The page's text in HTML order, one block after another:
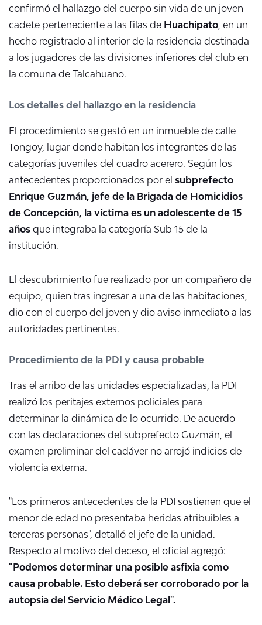
confirmó el hallazgo del cuerpo sin vida de un joven
cadete perteneciente a las filas de Huachipato, en un
hecho registrado al interior de la residencia destinada
a los jugadores de las divisiones inferiores del club en
la comuna de Talcahuano.
Los detalles del hallazgo en la residencia
El procedimiento se gestó en un inmueble de calle
Tongoy, lugar donde habitan los integrantes de las
categorías juveniles del cuadro acerero. Según los
antecedentes proporcionados por el subprefecto
Enrique Guzmán, jefe de la Brigada de Homicidios
de Concepción, la víctima es un adolescente de 15
años que integraba la categoría Sub 15 de la
institución.
El descubrimiento fue realizado por un compañero de
equipo, quien tras ingresar a una de las habitaciones,
dio con el cuerpo del joven y dio aviso inmediato a las
autoridades pertinentes.
Procedimiento de la PDI y causa probable
Tras el arribo de las unidades especializadas, la PDI
realizó los peritajes externos policiales para
determinar la dinámica de lo ocurrido. De acuerdo
con las declaraciones del subprefecto Guzmán, el
examen preliminar del cadáver no arrojó indicios de
violencia externa.
"Los primeros antecedentes de la PDI sostienen que el
menor de edad no presentaba heridas atribuibles a
terceras personas", detalló el jefe de la unidad.
Respecto al motivo del deceso, el oficial agregó:
"Podemos determinar una posible asfixia como
causa probable. Esto deberá ser corroborado por la
autopsia del Servicio Médico Legal".